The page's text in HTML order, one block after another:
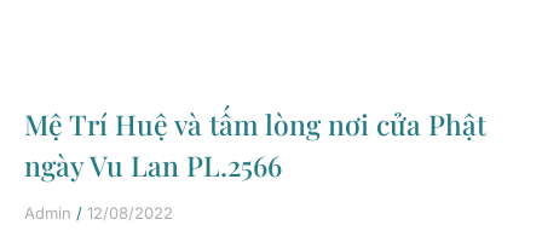
Mệ Trí Huệ và tấm lòng nơi cửa Phật
ngày Vu Lan PL.2566
Admin 12/08/2022